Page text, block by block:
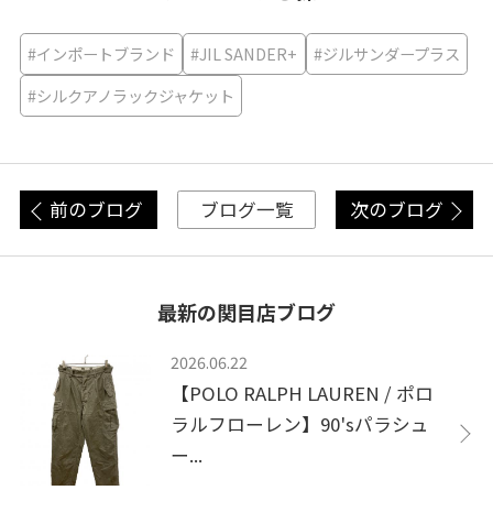
#インポートブランド #JIL SANDER+
#ジルサンダープラス
#シルクアノラックジャケット
前のブログ ブログ一覧 次のブログ
最新の関目店ブログ
2026.06.22
【POLO RALPH LAUREN / ポロ
ラルフローレン】90'sパラシュ
ー...